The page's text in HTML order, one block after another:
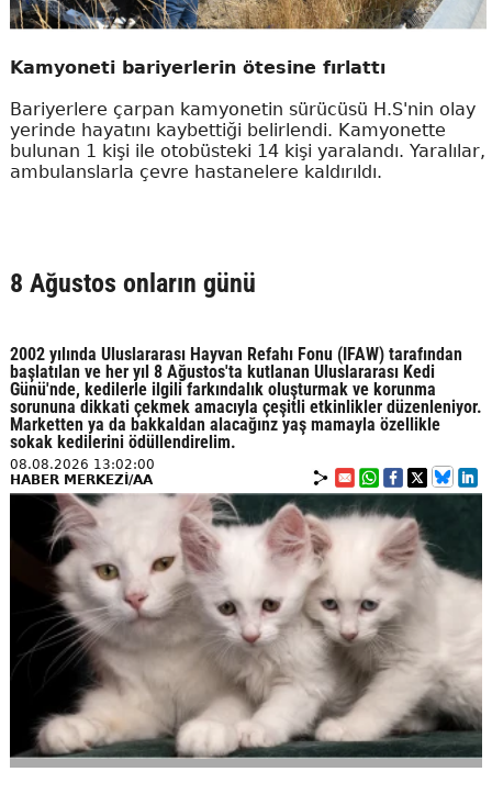
Kamyoneti bariyerlerin ötesine fırlattı
Bariyerlere çarpan kamyonetin sürücüsü H.S'nin olay
yerinde hayatını kaybettiği belirlendi. Kamyonette
bulunan 1 kişi ile otobüsteki 14 kişi yaralandı. Yaralılar,
ambulanslarla çevre hastanelere kaldırıldı.
8 Ağustos onların günü
2002 yılında Uluslararası Hayvan Refahı Fonu (IFAW) tarafından
başlatılan ve her yıl 8 Ağustos'ta kutlanan Uluslararası Kedi
Günü'nde, kedilerle ilgili farkındalık oluşturmak ve korunma
sorununa dikkati çekmek amacıyla çeşitli etkinlikler düzenleniyor.
Marketten ya da bakkaldan alacağınz yaş mamayla özellikle
sokak kedilerini ödüllendirelim.
08.08.2026 13:02:00
HABER MERKEZİ/AA